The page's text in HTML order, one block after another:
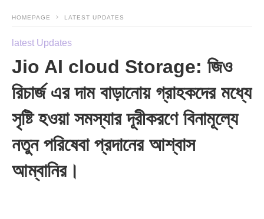
HOMEPAGE LATEST UPDATES
latest Updates
Jio AI cloud Storage: জিও
রিচার্জ এর দাম বাড়ানোয় গ্রাহকদের মধ্যে
সৃষ্টি হওয়া সমস্যার দূরীকরণে বিনামূল্যে
নতুন পরিষেবা প্রদানের আশ্বাস
আম্বানির।